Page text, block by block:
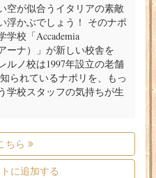
空が似合うイタリアの素敵
浮かぶでしょう！ そのナポ
学校「Accademia
ーナ）」が新しい校舎を
ルノ校は1997年設立の老舗
られているナポリを、もっ
学校スタッフの気持ちが生
ちら
に追加する